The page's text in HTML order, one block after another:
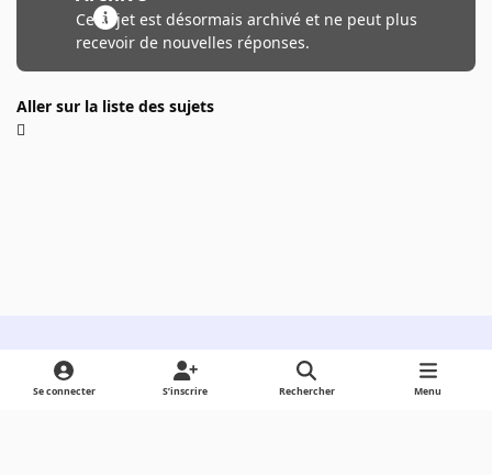
Ce sujet est désormais archivé et ne peut plus
recevoir de nouvelles réponses.
Aller sur la liste des sujets
Light ModeDark ModeSystem Preference
Se connecter S’inscrire Rechercher Menu